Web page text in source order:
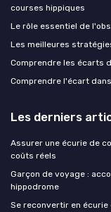
courses hippiques
Le rôle essentiel de
Les meilleures
Comprendre les écarts
Comprendre l'écart
Les derniers
Assurer une écurie de
coûts réels
Garçon de voyage :
hippodrome
Se reconvertir en